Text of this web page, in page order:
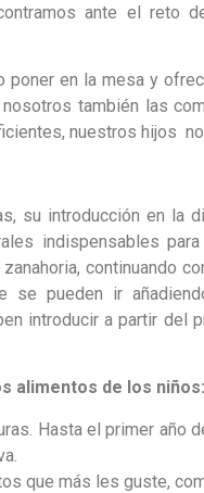
ante el reto
poner en la mesa y
también las
nuestros hijos
su introducción en la
indispensables
continuando
se pueden ir
introducir a partir del
alimentos de los niños:
Hasta el primer año
que más les guste,